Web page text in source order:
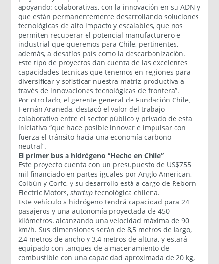
apoyando: colaborativas, con la innovación en su ADN y
que están permanentemente desarrollando soluciones
tecnológicas de alto impacto y escalables, que nos
permiten recuperar el potencial manufacturero e
industrial que queremos para Chile, pertinentes,
además, a desafíos país como la descarbonización.
Este tipo de proyectos dan cuenta de las excelentes
capacidades técnicas que tenemos en regiones para
diversificar y sofisticar nuestra matriz productiva a
través de innovaciones tecnológicas de frontera”.
Por otro lado, el gerente general de Fundación Chile,
Hernán Araneda, destacó el valor del trabajo
colaborativo entre el sector público y privado de esta
iniciativa “que hace posible innovar e impulsar con
fuerza el tránsito hacia una economía carbono
neutral”.
El primer bus a hidrógeno “Hecho en Chile”
Este proyecto cuenta con un presupuesto de US$755
mil financiado en partes iguales por Anglo American,
Colbún y Corfo, y su desarrollo está a cargo de Reborn
Electric Motors,startup tecnológica chilena.
Este vehículo a hidrógeno tendrá capacidad para 24
pasajeros y una autonomía proyectada de 450
kilómetros, alcanzando una velocidad máxima de 90
km/h. Sus dimensiones serán de 8,5 metros de largo,
2,4 metros de ancho y 3,4 metros de altura, y estará
equipado con tanques de almacenamiento de
combustible con una capacidad aproximada de 20 kg,